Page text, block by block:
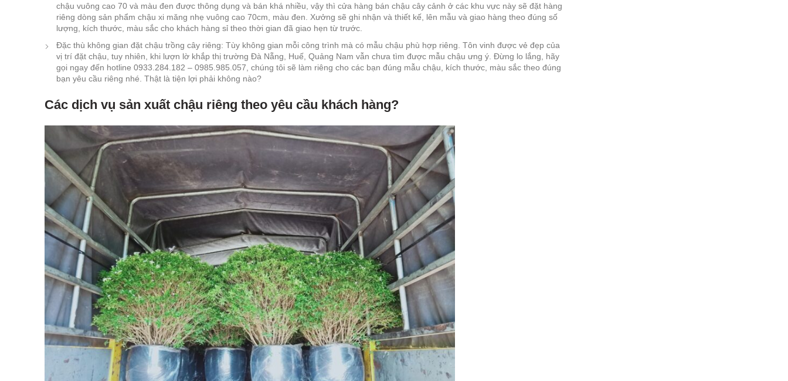
chậu vuông cao 70 và màu đen được thông dụng và bán khá nhiều, vậy thì cửa hàng bán chậu cây cảnh ở các khu vực này sẽ đặt hàng
riêng dòng sản phẩm chậu xi măng nhẹ vuông cao 70cm, màu đen. Xưởng sẽ ghi nhận và thiết kế, lên mẫu và giao hàng theo đúng số
lượng, kích thước, màu sắc cho khách hàng sỉ theo thời gian đã giao hẹn từ trước.
Đặc thù không gian đặt chậu trồng cây riêng: Tùy không gian mỗi công trình mà có mẫu chậu phù hợp riêng. Tôn vinh được vẻ đẹp của
vị trí đặt chậu, tuy nhiên, khi lượn lờ khắp thị trường Đà Nẵng, Huế, Quảng Nam vẫn chưa tìm được mẫu chậu ưng ý. Đừng lo lắng, hãy
gọi ngay đến hotline 0933.284.182 – 0985.985.057, chúng tôi sẽ làm riêng cho các bạn đúng mẫu chậu, kích thước, màu sắc theo đúng
bạn yêu cầu riêng nhé. Thật là tiện lợi phải không nào?
Các dịch vụ sản xuất chậu riêng theo yêu cầu khách hàng?